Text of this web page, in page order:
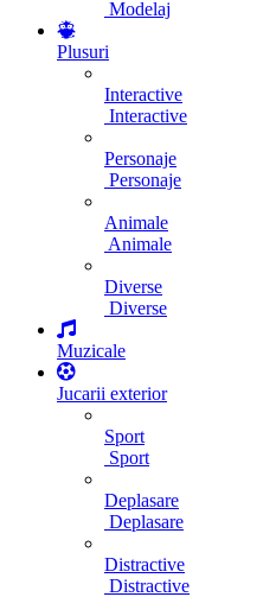
Modelaj
Plusuri
Interactive
Interactive
Personaje
Personaje
Animale
Animale
Diverse
Diverse
Muzicale
Jucarii exterior
Sport
Sport
Deplasare
Deplasare
Distractive
Distractive